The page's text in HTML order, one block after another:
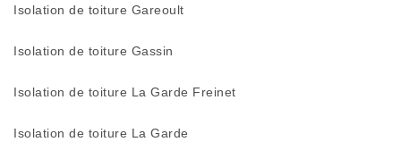
Isolation de toiture Gareoult
Isolation de toiture Gassin
Isolation de toiture La Garde Freinet
Isolation de toiture La Garde